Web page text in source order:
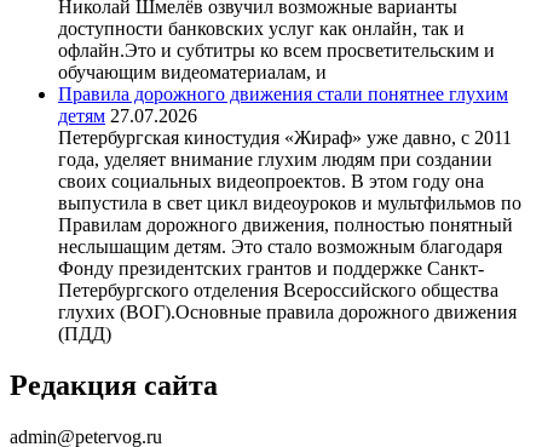
Николай Шмелёв озвучил возможные варианты
доступности банковских услуг как онлайн, так и
офлайн.Это и субтитры ко всем просветительским и
обучающим видеоматериалам, и
Правила дорожного движения стали понятнее глухим
детям 27.07.2026
Петербургская киностудия «Жираф» уже давно, с 2011
года, уделяет внимание глухим людям при создании
своих социальных видеопроектов. В этом году она
выпустила в свет цикл видеоуроков и мультфильмов по
Правилам дорожного движения, полностью понятный
неслышащим детям. Это стало возможным благодаря
Фонду президентских грантов и поддержке Санкт-
Петербургского отделения Всероссийского общества
глухих (ВОГ).Основные правила дорожного движения
(ПДД)
Редакция сайта
admin@petervog.ru